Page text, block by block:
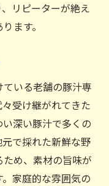
リピーターが絶え
ます。
いる老舗の豚汁専
受け継がれてきた
深い豚汁で多くの
で採れた新鮮な野
め、素材の旨味が
家庭的な雰囲気の